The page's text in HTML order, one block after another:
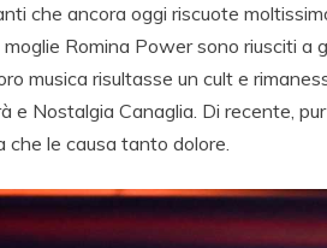
che ancora oggi riscuote
moglie Romina Power sono riusciti a
musica risultasse un cult e
e Nostalgia Canaglia. Di recente,
che le causa tanto dolore.